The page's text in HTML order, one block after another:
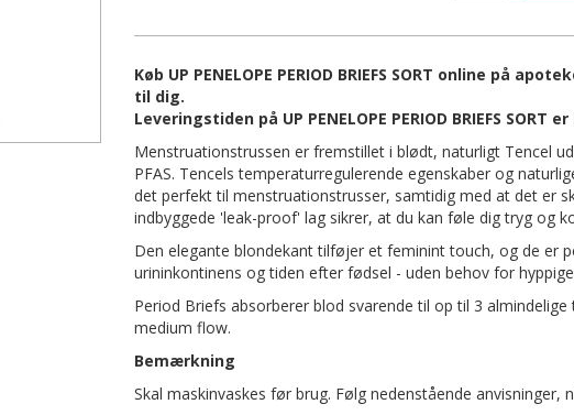
Køb UP PENELOPE PERIOD BRIEFS SORT online på
til dig.
Leveringstiden på UP PENELOPE PERIOD BRIEFS SORT
Menstruationstrussen er fremstillet i blødt, naturligt Tencel
PFAS. Tencels temperaturregulerende egenskaber og
det perfekt til menstruationstrusser, samtidig med at det er
indbyggede 'leak-proof' lag sikrer, at du kan føle dig tryg og
Den elegante blondekant tilføjer et feminint touch, og de er
urininkontinens og tiden efter fødsel - uden behov for
Period Briefs absorberer blod svarende til op til 3
medium flow.
Bemærkning
Skal maskinvaskes før brug. Følg nedenstående anvisninger,